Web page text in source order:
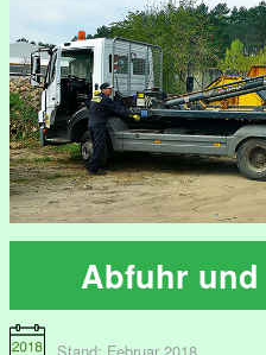
Abfuhr